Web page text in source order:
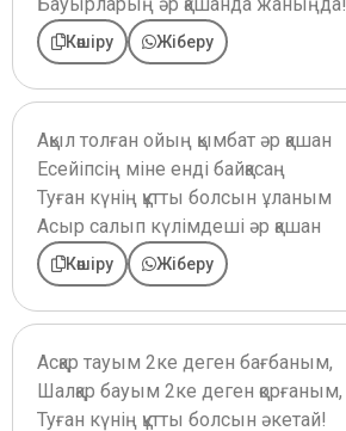
Көшіру Жіберу
Ақыл толған ойың қымбат әр қашан
Есейіпсің міне енді байқасаң
Туған күнің құтты болсын ұланым
Асыр салып күлімдеші әр қашан
Көшіру Жіберу
Асқар тауым 2ке деген бағбаным,
Шалқар бауым 2ке деген қорғаным,
Туған күнің құтты болсын әкетай!